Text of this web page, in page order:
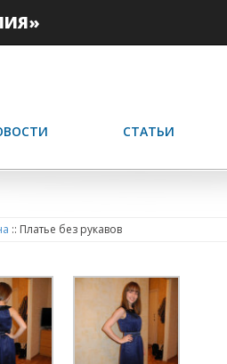
СТАТЬИ
:: Платье без рукавов